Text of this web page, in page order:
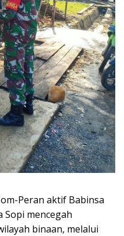
Peran aktif Babinsa
Sopi mencegah
binaan, melalui